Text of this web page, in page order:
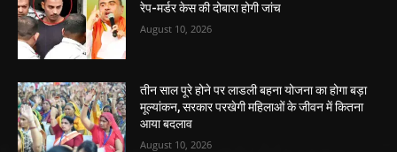
रेप-मर्डर केस की दोबारा होगी जांच
August 10, 2026
तीन साल पूरे होने पर लाडली बहना योजना का होगा बड़ा
मूल्यांकन, सरकार परखेगी महिलाओं के जीवन में कितना
आया बदलाव
August 10, 2026